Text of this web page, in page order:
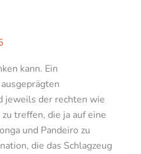
kann. Ein
jeweils der rechten wie
treffen, die ja auf eine
und Pandeiro zu
die das Schlagzeug